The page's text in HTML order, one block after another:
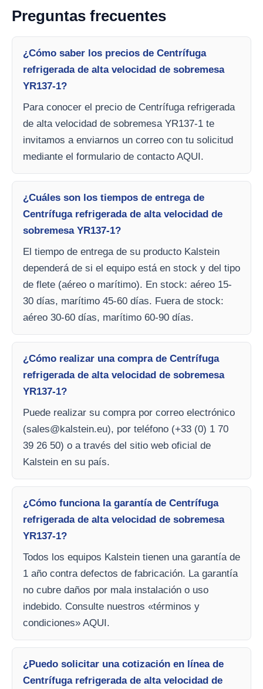
Preguntas frecuentes
¿Cómo saber los precios de Centrífuga
refrigerada de alta velocidad de sobremesa
YR137-1?
Para conocer el precio de Centrífuga refrigerada
de alta velocidad de sobremesa YR137-1 te
invitamos a enviarnos un correo con tu solicitud
mediante el formulario de contacto AQUI.
¿Cuáles son los tiempos de entrega de
Centrífuga refrigerada de alta velocidad de
sobremesa YR137-1?
El tiempo de entrega de su producto Kalstein
dependerá de si el equipo está en stock y del tipo
de flete (aéreo o marítimo). En stock: aéreo 15-
30 días, marítimo 45-60 días. Fuera de stock:
aéreo 30-60 días, marítimo 60-90 días.
¿Cómo realizar una compra de Centrífuga
refrigerada de alta velocidad de sobremesa
YR137-1?
Puede realizar su compra por correo electrónico
(sales@kalstein.eu), por teléfono (+33 (0) 1 70
39 26 50) o a través del sitio web oficial de
Kalstein en su país.
¿Cómo funciona la garantía de Centrífuga
refrigerada de alta velocidad de sobremesa
YR137-1?
Todos los equipos Kalstein tienen una garantía de
1 año contra defectos de fabricación. La garantía
no cubre daños por mala instalación o uso
indebido. Consulte nuestros «términos y
condiciones» AQUI.
¿Puedo solicitar una cotización en línea de
Centrífuga refrigerada de alta velocidad de